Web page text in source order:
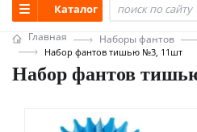
Каталог
Главная Наборы фантов
Набор фантов тишью №3, 11шт
Набор фантов